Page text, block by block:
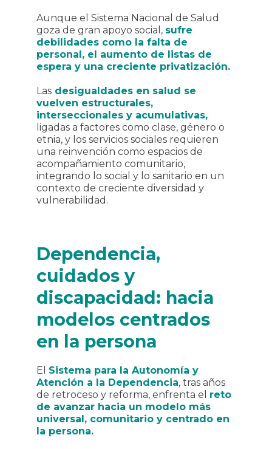
Aunque el Sistema Nacional de Salud
goza de gran apoyo social, sufre
debilidades como la falta de
personal, el aumento de listas de
espera y una creciente privatización.
Las desigualdades en salud se
vuelven estructurales,
interseccionales y acumulativas,
ligadas a factores como clase, género o
etnia, y los servicios sociales requieren
una reinvención como espacios de
acompañamiento comunitario,
integrando lo social y lo sanitario en un
contexto de creciente diversidad y
vulnerabilidad.
Dependencia,
cuidados y
discapacidad: hacia
modelos centrados
en la persona
El Sistema para la Autonomía y
Atención a la Dependencia, tras años
de retroceso y reforma, enfrenta el reto
de avanzar hacia un modelo más
universal, comunitario y centrado en
la persona.